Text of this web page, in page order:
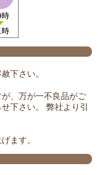
下さい。
、万が一不良品がご
下さい。 弊社より引
ます。